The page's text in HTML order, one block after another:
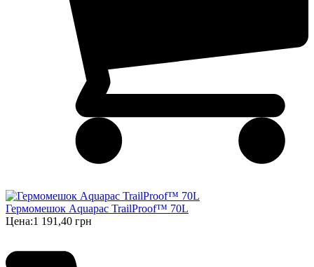
Гермомешок Aquapac TrailProof™ 70L
Цена:1 191,40 грн